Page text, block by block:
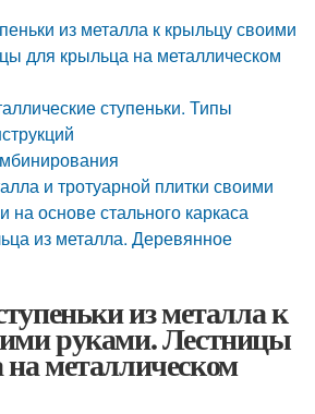
из металла к крыльцу своими
для крыльца на металлическом
ступеньки. Типы
и тротуарной плитки своими
на основе стального каркаса
из металла. Деревянное
из металла к
руками. Лестницы
металлическом